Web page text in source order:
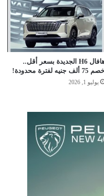
هافال H6 الجديدة بسعر أقل..
ألف جنيه لفترة محدودة!
يوليو 1, 2026